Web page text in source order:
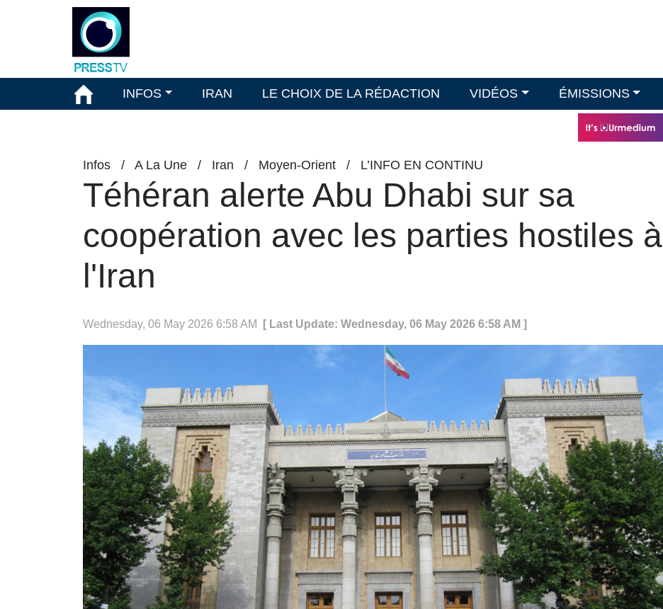
INFOS IRAN LE CHOIX DE LA RÉDACTION VIDÉOS ÉMISSIONS
Infos / A La Une / Iran / Moyen-Orient / L’INFO EN CONTINU
Téhéran alerte Abu Dhabi sur sa
coopération avec les parties hostiles à
l'Iran
Wednesday, 06 May 2026 6:58 AM [ Last Update: Wednesday, 06 May 2026 6:58 AM ]